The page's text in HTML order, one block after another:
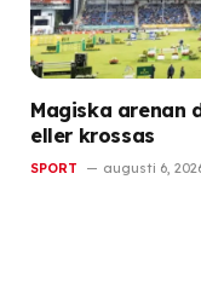
Magiska arenan
eller krossas
SPORT augusti 6,